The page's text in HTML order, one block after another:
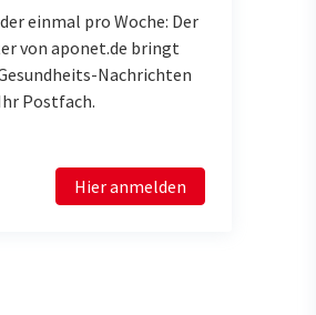
einmal pro Woche: Der
von aponet.de bringt
Nachrichten
Postfach.
Hier anmelden